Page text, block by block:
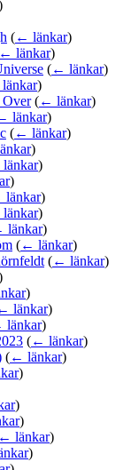
(← länkar)
← länkar)
(← länkar)
)
(← länkar)
länkar)
(← länkar)
)
)
)
länkar)
)
länkar)
(← länkar)
(← länkar)
)
länkar)
länkar)
(← länkar)
(← länkar)
)
)
)
← länkar)
)